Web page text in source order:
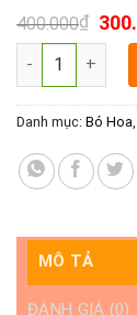
400.000₫
Ảnh Bó Hoa -
Danh mục: Bó Hoa
MÔ TẢ
ĐÁNH GIÁ (0)